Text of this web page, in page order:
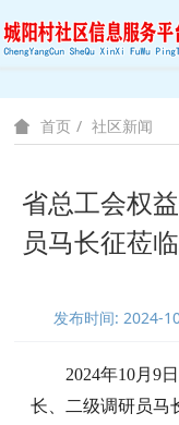
首页 社区新闻
省总工会权
员马长征莅
发布时间: 2024-
2024年10月9
长、二级调研员马